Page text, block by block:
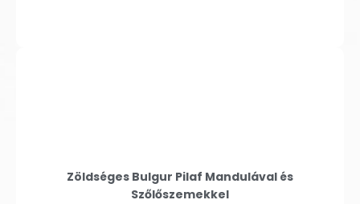
Zöldséges Bulgur Pilaf Mandulával és
Szőlőszemekkel